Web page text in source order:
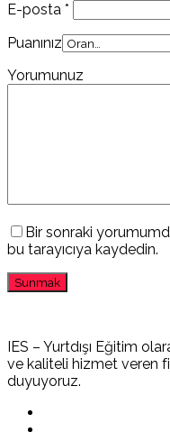
E-posta *
Puanınız
Yorumunuz
Bir sonraki
bu tarayıcıya kaydedin.
IES – Yurtdışı Eğitim
ve kaliteli hizmet veren
duyuyoruz.